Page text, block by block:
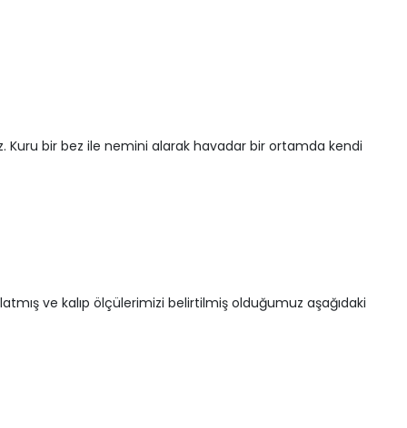
Kuru bir bez ile nemini alarak havadar bir ortamda kendi
ve kalıp ölçülerimizi belirtilmiş olduğumuz aşağıdaki